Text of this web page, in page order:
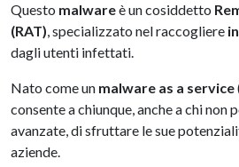
Questo malwareè un cosiddetto
(RAT), specializzato nel raccogliere
dagli utenti infettati.
Nato come un malware as a service
consente a chiunque, anche a chi non
avanzate, di sfruttare le sue
aziende.